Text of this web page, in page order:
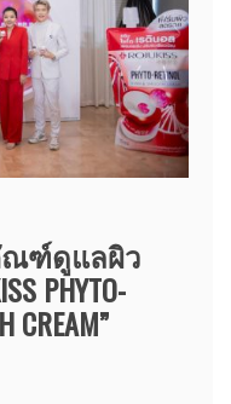
ณฑ์ดูแลผิว
PHYTO-
CREAM”